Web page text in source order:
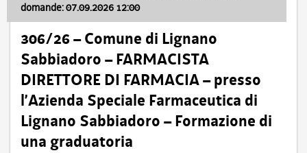
domande: 07.09.2026 12:00
306/26 – Comune di Lignano
Sabbiadoro – FARMACISTA
DIRETTORE DI FARMACIA – presso
l’Azienda Speciale Farmaceutica di
Lignano Sabbiadoro – Formazione di
una graduatoria